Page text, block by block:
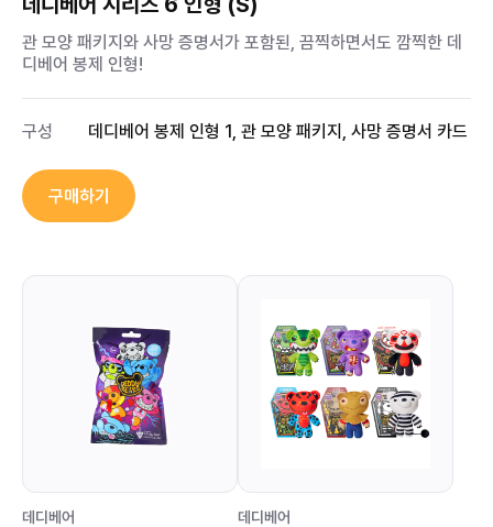
관 모양 패키지와 사망 증명서가 포함된, 끔찍하면서도 깜찍한 데
디베어 봉제 인형!
구성 데디베어 봉제 인형 1, 관 모양 패키지, 사망 증명서 카드
구매하기
데디베어 데디베어